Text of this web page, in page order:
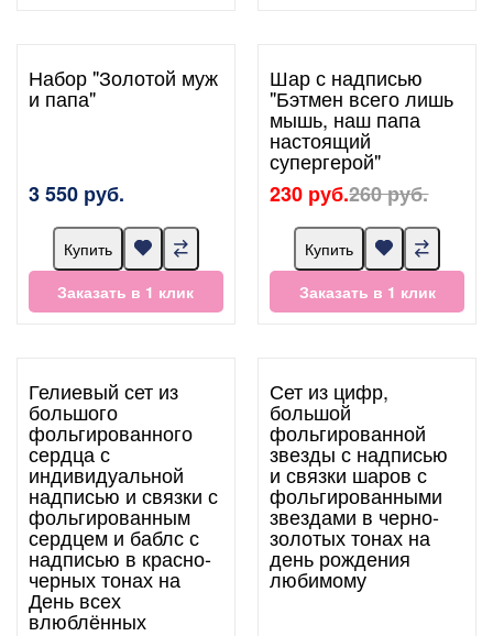
Набор "Золотой муж
и папа"
3 550 руб.
Купить
Заказать в 1 клик
Шар с надписью
"Бэтмен всего лишь
мышь, наш папа
настоящий
супергерой"
230 руб.260 руб.
Купить
Заказать в 1 клик
Гелиевый сет из
большого
фольгированного
сердца с
индивидуальной
надписью и связки с
фольгированным
сердцем и баблс с
надписью в красно-
черных тонах на
День всех
влюблённых
Сет из цифр,
большой
фольгированной
звезды с надписью
и связки шаров с
фольгированными
звездами в черно-
золотых тонах на
день рождения
любимому